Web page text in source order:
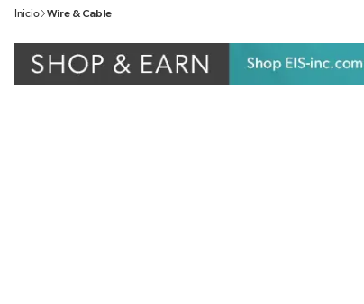
Inicio Wire & Cable